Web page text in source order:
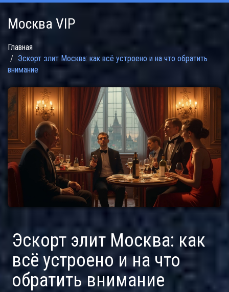
Москва VIP
Главная
Эскорт элит Москва: как всё устроено и на что обратить
внимание
Эскорт элит Москва: как
всё устроено и на что
обратить внимание